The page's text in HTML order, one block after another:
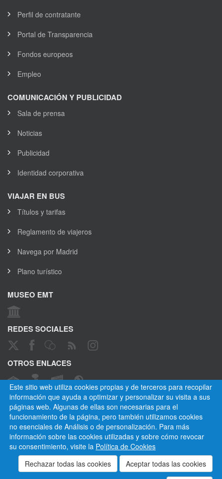
Este sitio web utiliza cookies propias y de terceros para recopilar
información que ayuda a optimizar y personalizar su visita a sus
páginas web. Algunas de ellas son necesarias para el
funcionamiento de la página, pero también utilizamos cookies
no esenciales de Análisis o de personalización. Para más
información sobre las cookies utilizadas y sobre cómo revocar
su consentimiento, visite la Política de Cookies
Perfil de contratante
Portal de Transparencia
Fondos europeos
Empleo
COMUNICACIÓN Y PUBLICIDAD
Sala de prensa
Noticias
Publicidad
Identidad corporativa
VIAJAR EN BUS
Títulos y tarifas
Reglamento de viajeros
Navega por Madrid
Plano turístico
MUSEO EMT
REDES SOCIALES
OTROS ENLACES
CANAL ÉTICO
Empresa Municipal de Transportes de Madrid, S. A.
Aviso legal
Normativa
Mapa del sitio
Cookies
Privacidad
Contactar
Empleados